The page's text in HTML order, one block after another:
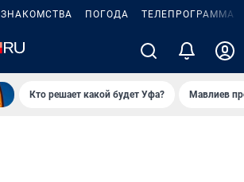
ЗНАКОМСТВА ПОГОДА ТЕЛЕПРОГРАММА
Кто решает какой будет Уфа? Мавлиев